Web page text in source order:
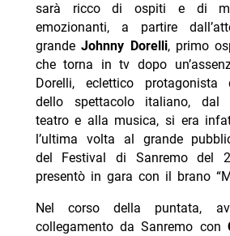
sarà ricco di ospiti e di
emozionanti, a partire
grandeJohnny Dorelli, primo
che torna in tv dopo
Dorelli, eclettico
dello spettacolo italiano, dal
teatro e alla musica, si era
l’ultima volta al grande
del Festival di Sanremo del
presentò in gara con il brano
Nel corso della puntata,
collegamento da Sanremo con